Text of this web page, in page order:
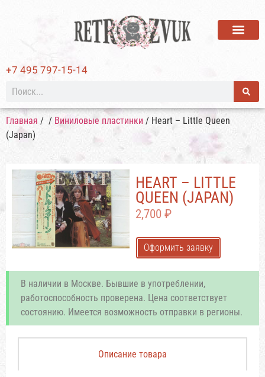
+7 495 797-15-14
Главная / / Виниловые пластинки / Heart – Little Queen
(Japan)
HEART – LITTLE
QUEEN (JAPAN)
2,700 ₽
Оформить заявку
В наличии в Москве. Бывшие в употреблении,
работоспособность проверена. Цена соответствует
состоянию. Имеется возможность отправки в регионы.
Описание товара